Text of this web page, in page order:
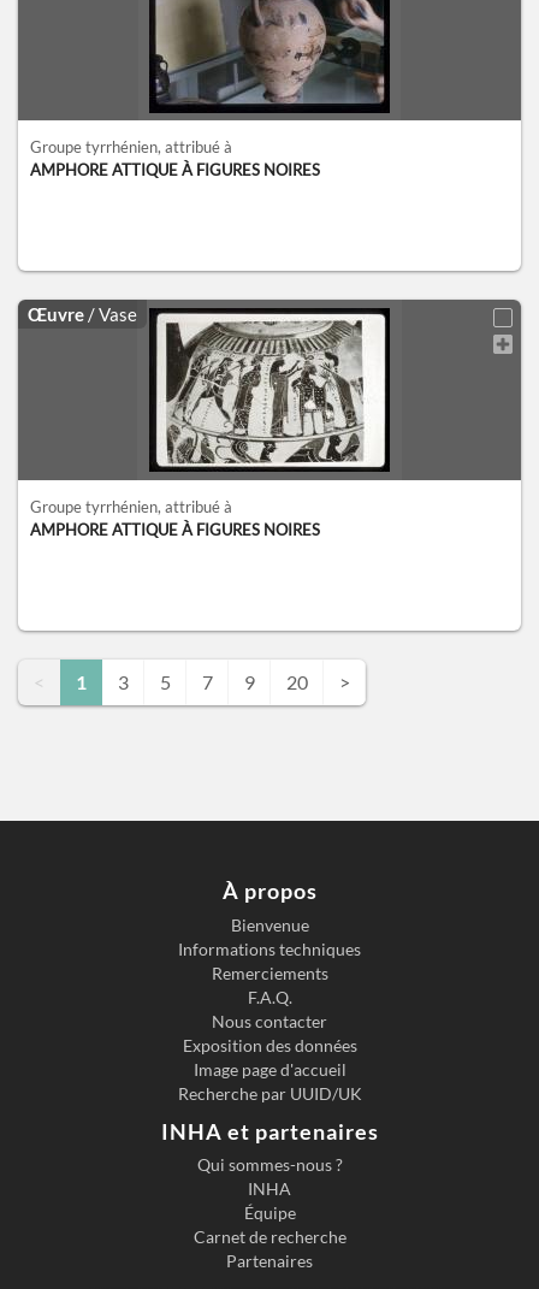
Groupe tyrrhénien, attribué à
AMPHORE ATTIQUE À FIGURES NOIRES
Œuvre / Vase
Groupe tyrrhénien, attribué à
AMPHORE ATTIQUE À FIGURES NOIRES
< 1 3 5 7 9 20 >
À propos
Bienvenue
Informations techniques
Remerciements
F.A.Q.
Nous contacter
Exposition des données
Image page d'accueil
Recherche par UUID/UK
INHA et partenaires
Qui sommes-nous ?
INHA
Équipe
Carnet de recherche
Partenaires